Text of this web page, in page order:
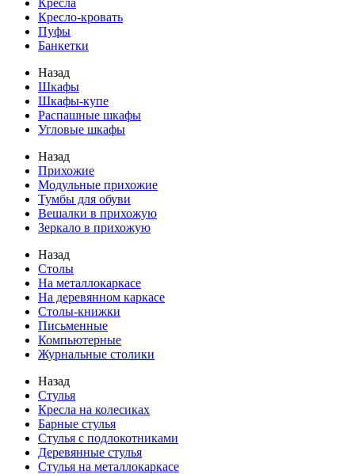
Кресла
Кресло-кровать
Пуфы
Банкетки
Назад
Шкафы
Шкафы-купе
Распашные шкафы
Угловые шкафы
Назад
Прихожие
Модульные прихожие
Тумбы для обуви
Вешалки в прихожую
Зеркало в прихожую
Назад
Столы
На металлокаркасе
На деревянном каркасе
Столы-книжки
Письменные
Компьютерные
Журнальные столики
Назад
Стулья
Кресла на колесиках
Барные стулья
Стулья с подлокотниками
Деревянные стулья
Стулья на металлокаркасе